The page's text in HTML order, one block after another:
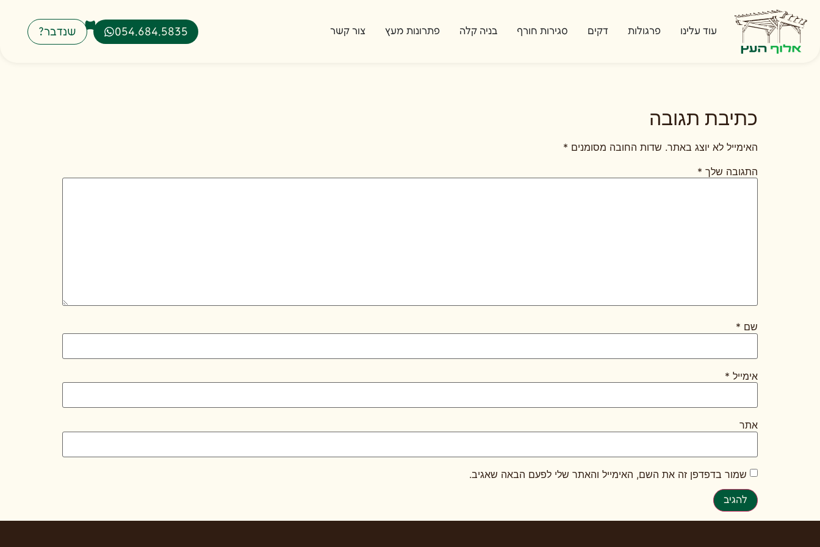
עוד עלינו פרגולות דקים סגירות חורף בניה קלה פתרונות מעץ צור קשר 054.684.5835 שנדבר?
כתיבת תגובה
האימייל לא יוצג באתר. שדות החובה מסומנים *
התגובה שלך *
שם *
אימייל *
אתר
שמור בדפדפן זה את השם, האימייל והאתר שלי לפעם הבאה שאגיב.